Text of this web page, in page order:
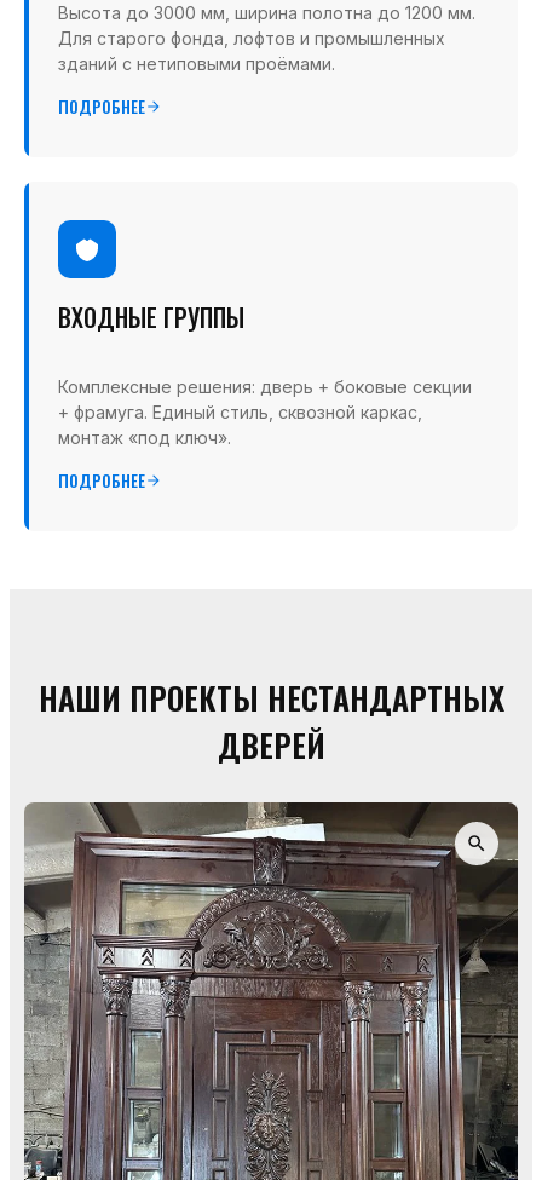
Высота до 3000 мм, ширина полотна до 1200 мм.
Для старого фонда, лофтов и промышленных
зданий с нетиповыми проёмами.
ПОДРОБНЕЕ
ВХОДНЫЕ ГРУППЫ
Комплексные решения: дверь + боковые секции
+ фрамуга. Единый стиль, сквозной каркас,
монтаж «под ключ».
ПОДРОБНЕЕ
НАШИ ПРОЕКТЫ НЕСТАНДАРТНЫХ
ДВЕРЕЙ